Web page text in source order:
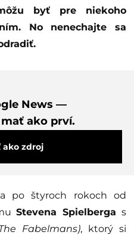
byť pre niekoho
No nenechajte sa
News —
ako prví.
ako zdroj
po štyroch rokoch od
Stevena Spielberga s
Fabelmans), ktorý si